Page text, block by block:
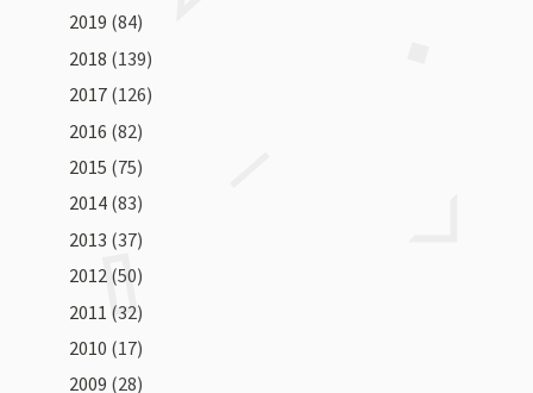
2019 (84)
2018 (139)
2017 (126)
2016 (82)
2015 (75)
2014 (83)
2013 (37)
2012 (50)
2011 (32)
2010 (17)
2009 (28)